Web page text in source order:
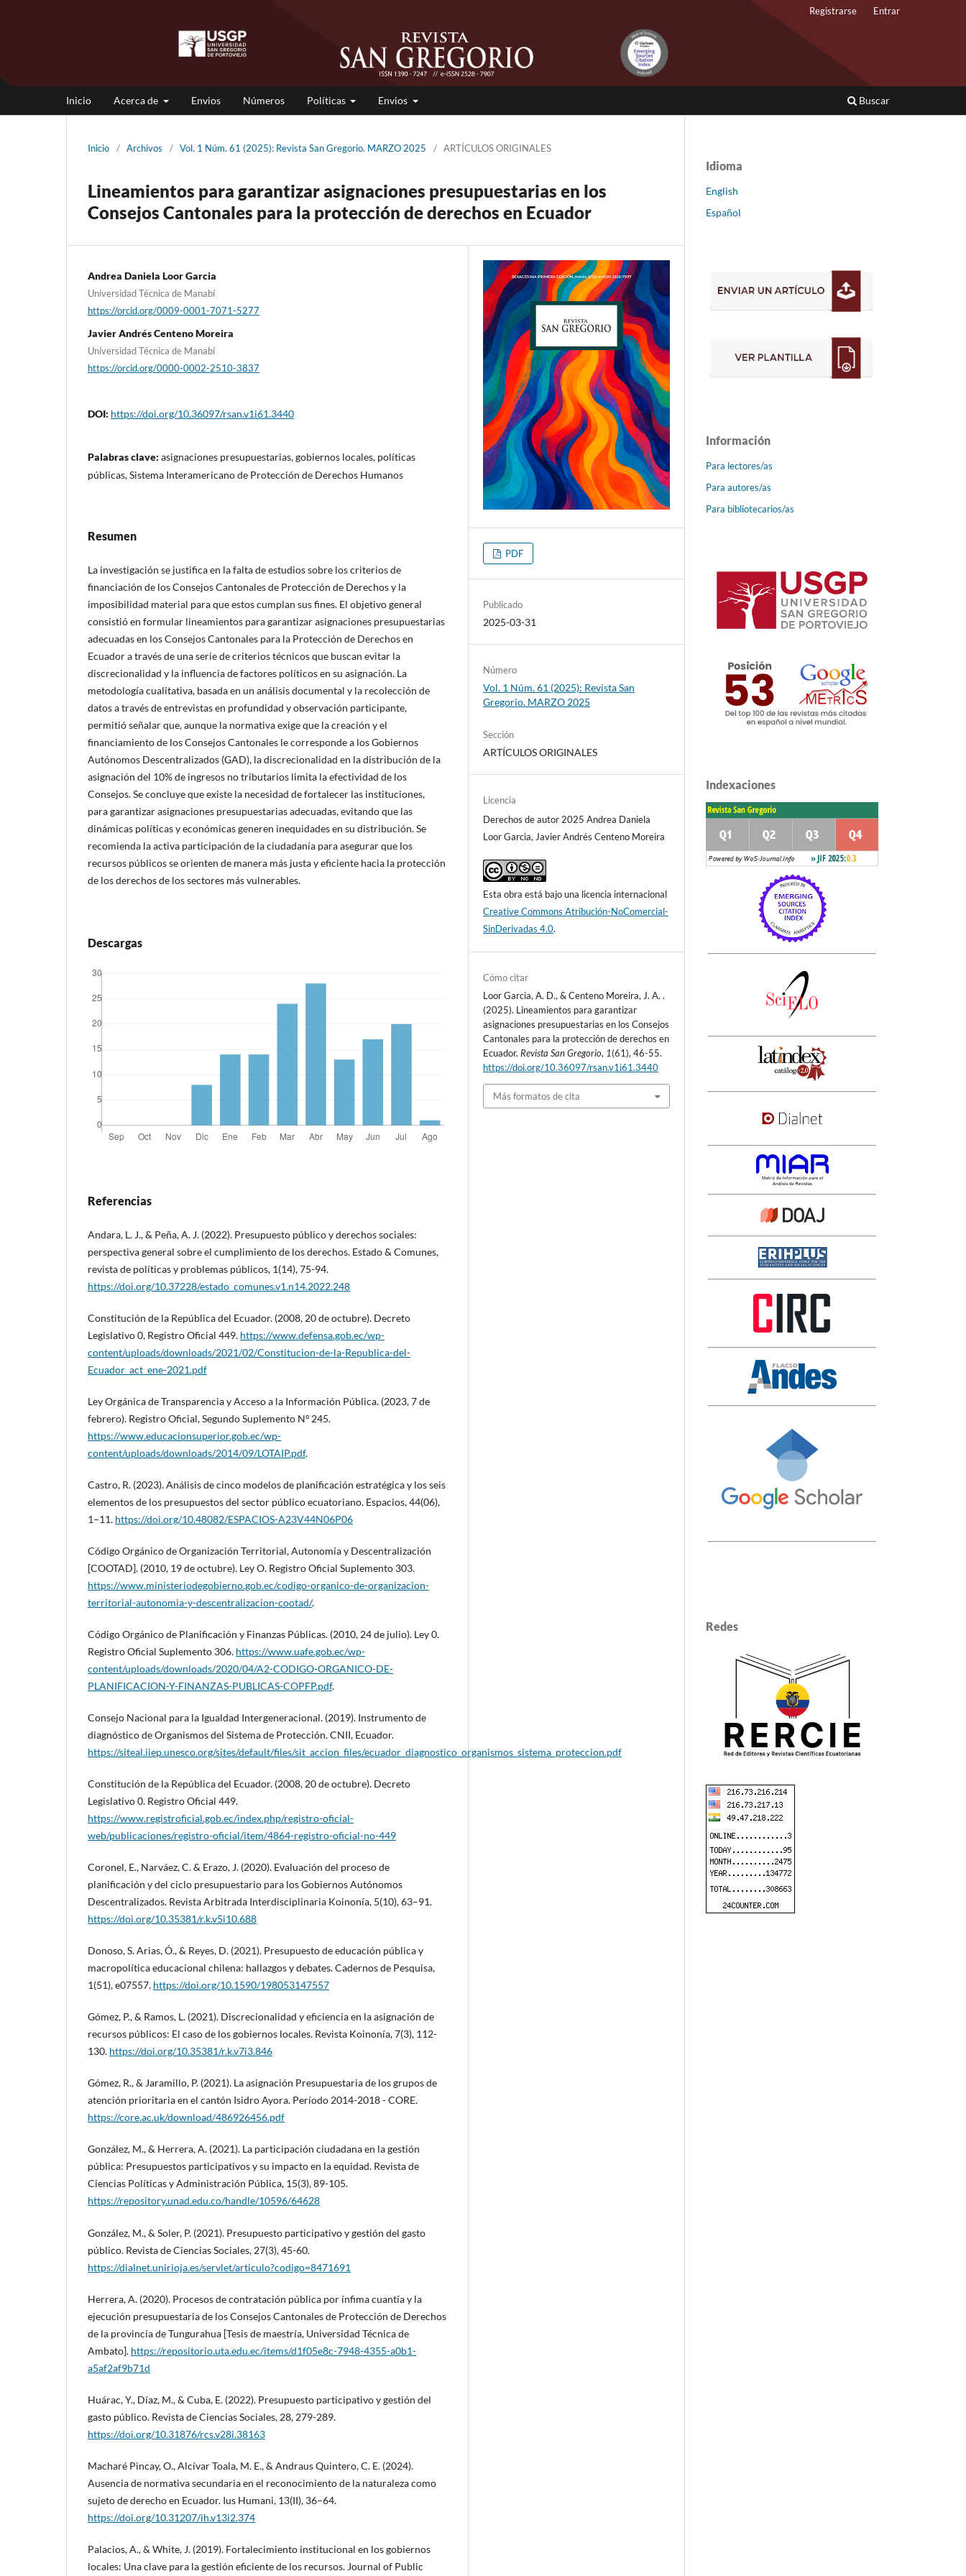
Inicio Acerca de Envios Números Políticas Envios Buscar
Registrarse Entrar
Inicio / Archivos / Vol. 1 Núm. 61 (2025): Revista San Gregorio. MARZO 2025 / ARTÍCULOS ORIGINALES
Lineamientos para garantizar asignaciones presupuestarias en los
Consejos Cantonales para la protección de derechos en Ecuador
Andrea Daniela Loor Garcia
Universidad Técnica de Manabí
https://orcid.org/0009-0001-7071-5277
Javier Andrés Centeno Moreira
Universidad Técnica de Manabí
https://orcid.org/0000-0002-2510-3837
DOI: https://doi.org/10.36097/rsan.v1i61.3440
Palabras clave: asignaciones presupuestarias, gobiernos locales, políticas
públicas, Sistema Interamericano de Protección de Derechos Humanos
Resumen
La investigación se justifica en la falta de estudios sobre los criterios de
financiación de los Consejos Cantonales de Protección de Derechos y la
imposibilidad material para que estos cumplan sus fines. El objetivo general
consistió en formular lineamientos para garantizar asignaciones presupuestarias
adecuadas en los Consejos Cantonales para la Protección de Derechos en
Ecuador a través de una serie de criterios técnicos que buscan evitar la
discrecionalidad y la influencia de factores políticos en su asignación. La
metodología cualitativa, basada en un análisis documental y la recolección de
datos a través de entrevistas en profundidad y observación participante,
permitió señalar que, aunque la normativa exige que la creación y el
financiamiento de los Consejos Cantonales le corresponde a los Gobiernos
Autónomos Descentralizados (GAD), la discrecionalidad en la distribución de la
asignación del 10% de ingresos no tributarios limita la efectividad de los
Consejos. Se concluye que existe la necesidad de fortalecer las instituciones,
para garantizar asignaciones presupuestarias adecuadas, evitando que las
dinámicas políticas y económicas generen inequidades en su distribución. Se
recomienda la activa participación de la ciudadanía para asegurar que los
recursos públicos se orienten de manera más justa y eficiente hacia la protección
de los derechos de los sectores más vulnerables.
Descargas
Referencias
Andara, L. J., & Peña, A. J. (2022). Presupuesto público y derechos sociales:
perspectiva general sobre el cumplimiento de los derechos. Estado & Comunes,
revista de políticas y problemas públicos, 1(14), 75-94.
https://doi.org/10.37228/estado_comunes.v1.n14.2022.248
Constitución de la República del Ecuador. (2008, 20 de octubre). Decreto
Legislativo 0, Registro Oficial 449. https://www.defensa.gob.ec/wp-
content/uploads/downloads/2021/02/Constitucion-de-la-Republica-del-
Ecuador_act_ene-2021.pdf
Ley Orgánica de Transparencia y Acceso a la Información Pública. (2023, 7 de
febrero). Registro Oficial, Segundo Suplemento Nº 245.
https://www.educacionsuperior.gob.ec/wp-
content/uploads/downloads/2014/09/LOTAIP.pdf.
Castro, R. (2023). Análisis de cinco modelos de planificación estratégica y los seis
elementos de los presupuestos del sector público ecuatoriano. Espacios, 44(06),
1–11. https://doi.org/10.48082/ESPACIOS-A23V44N06P06
Código Orgánico de Organización Territorial, Autonomía y Descentralización
[COOTAD]. (2010, 19 de octubre). Ley O. Registro Oficial Suplemento 303.
https://www.ministeriodegobierno.gob.ec/codigo-organico-de-organizacion-
territorial-autonomia-y-descentralizacion-cootad/.
Código Orgánico de Planificación y Finanzas Públicas. (2010, 24 de julio). Ley 0.
Registro Oficial Suplemento 306. https://www.uafe.gob.ec/wp-
content/uploads/downloads/2020/04/A2-CODIGO-ORGANICO-DE-
PLANIFICACION-Y-FINANZAS-PUBLICAS-COPFP.pdf.
Consejo Nacional para la Igualdad Intergeneracional. (2019). Instrumento de
diagnóstico de Organismos del Sistema de Protección. CNII, Ecuador.
https://siteal.iiep.unesco.org/sites/default/files/sit_accion_files/ecuador_diagnostico_organismos_sistema_proteccion.pdf
Constitución de la República del Ecuador. (2008, 20 de octubre). Decreto
Legislativo 0. Registro Oficial 449.
https://www.registroficial.gob.ec/index.php/registro-oficial-
web/publicaciones/registro-oficial/item/4864-registro-oficial-no-449
Coronel, E., Narváez, C. & Erazo, J. (2020). Evaluación del proceso de
planificación y del ciclo presupuestario para los Gobiernos Autónomos
Descentralizados. Revista Arbitrada Interdisciplinaria Koinonía, 5(10), 63–91.
https://doi.org/10.35381/r.k.v5i10.688
Donoso, S. Arias, Ó., & Reyes, D. (2021). Presupuesto de educación pública y
macropolítica educacional chilena: hallazgos y debates. Cadernos de Pesquisa,
1(51), e07557. https://doi.org/10.1590/198053147557
Gómez, P., & Ramos, L. (2021). Discrecionalidad y eficiencia en la asignación de
recursos públicos: El caso de los gobiernos locales. Revista Koinonía, 7(3), 112-
130. https://doi.org/10.35381/r.k.v7i3.846
Gómez, R., & Jaramillo, P. (2021). La asignación Presupuestaria de los grupos de
atención prioritaria en el cantón Isidro Ayora. Período 2014-2018 - CORE.
https://core.ac.uk/download/486926456.pdf
González, M., & Herrera, A. (2021). La participación ciudadana en la gestión
pública: Presupuestos participativos y su impacto en la equidad. Revista de
Ciencias Políticas y Administración Pública, 15(3), 89-105.
https://repository.unad.edu.co/handle/10596/64628
González, M., & Soler, P. (2021). Presupuesto participativo y gestión del gasto
público. Revista de Ciencias Sociales, 27(3), 45-60.
https://dialnet.unirioja.es/servlet/articulo?codigo=8471691
Herrera, A. (2020). Procesos de contratación pública por ínfima cuantía y la
ejecución presupuestaria de los Consejos Cantonales de Protección de Derechos
de la provincia de Tungurahua [Tesis de maestría, Universidad Técnica de
Ambato]. https://repositorio.uta.edu.ec/items/d1f05e8c-7948-4355-a0b1-
a5af2af9b71d
Huárac, Y., Díaz, M., & Cuba, E. (2022). Presupuesto participativo y gestión del
gasto público. Revista de Ciencias Sociales, 28, 279-289.
https://doi.org/10.31876/rcs.v28i.38163
Macharé Pincay, O., Alcívar Toala, M. E., & Andraus Quintero, C. E. (2024).
Ausencia de normativa secundaria en el reconocimiento de la naturaleza como
sujeto de derecho en Ecuador. Ius Humani, 13(II), 36–64.
https://doi.org/10.31207/ih.v13i2.374
Palacios, A., & White, J. (2019). Fortalecimiento institucional en los gobiernos
locales: Una clave para la gestión eficiente de los recursos. Journal of Public
PDF
Publicado
2025-03-31
Número
Vol. 1 Núm. 61 (2025): Revista San
Gregorio. MARZO 2025
Sección
ARTÍCULOS ORIGINALES
Licencia
Derechos de autor 2025 Andrea Daniela
Loor Garcia, Javier Andrés Centeno Moreira
Esta obra está bajo una licencia internacional
Creative Commons Atribución-NoComercial-
SinDerivadas 4.0.
Cómo citar
Loor Garcia, A. D., & Centeno Moreira, J. A. .
(2025). Lineamientos para garantizar
asignaciones presupuestarias en los Consejos
Cantonales para la protección de derechos en
Ecuador. Revista San Gregorio, 1(61), 46-55.
https://doi.org/10.36097/rsan.v1i61.3440
Más formatos de cita
Idioma
English
Español
Información
Para lectores/as
Para autores/as
Para bibliotecarios/as
Indexaciones
Redes